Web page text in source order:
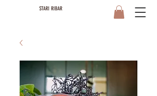
STARI RIBAR